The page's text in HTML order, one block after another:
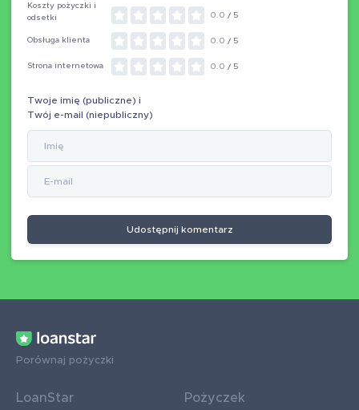
Koszty pożyczki i
odsetki
0.0 / 5
Obsługa klienta 0.0 / 5
Strona internetowa 0.0 / 5
Twoje imię (publiczne) i
Twój e-mail (niepubliczny)
Udostępnij komentarz
Porównaj pożyczki
LoanStar Pożyczek